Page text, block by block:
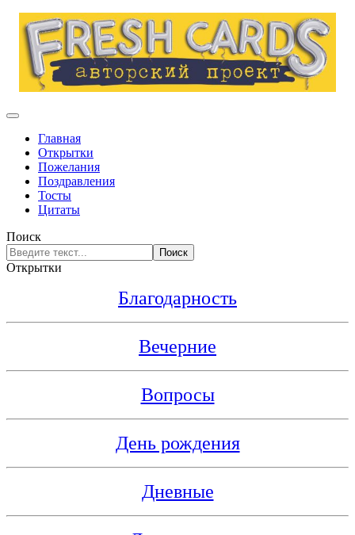
Главная
Открытки
Пожелания
Поздравления
Тосты
Цитаты
Поиск
Поиск
Открытки
Благодарность
Вечерние
Вопросы
День рождения
Дневные